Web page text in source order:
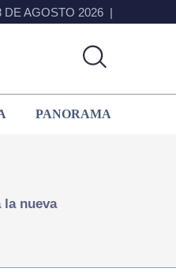
DE AGOSTO 2026
PANORAMA
la nueva